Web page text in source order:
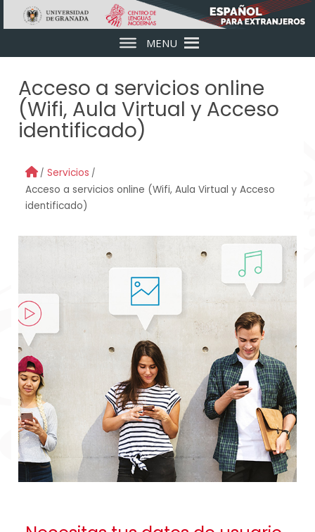
Skip to main content
MENU
Acceso a servicios online
(Wifi, Aula Virtual y Acceso
identificado)
Servicios
Acceso a servicios online (Wifi, Aula Virtual y Acceso
identificado)